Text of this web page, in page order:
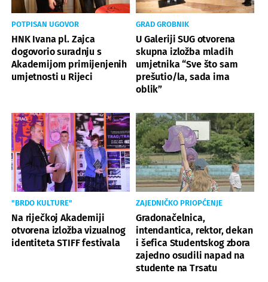
POTPISAN UGOVOR
HNK Ivana pl. Zajca
dogovorio suradnju s
Akademijom primijenjenih
umjetnosti u Rijeci
GRAD GROBNIK
U Galeriji SUG otvorena
skupna izložba mladih
umjetnika “Sve što sam
prešutio/la, sada ima
oblik”
"BRDO KULTURE"
Na riječkoj Akademiji
otvorena izložba vizualnog
identiteta STIFF festivala
ZAJEDNIČKO PRIOPĆENJE
Gradonačelnica,
intendantica, rektor, dekan
i šefica Studentskog zbora
zajedno osudili napad na
studente na Trsatu